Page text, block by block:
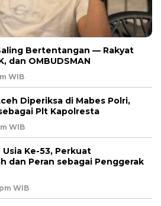
Bertentangan — Rakyat
dan OMBUDSMAN
WIB
Diperiksa di Mabes Polri,
Plt Kapolresta
WIB
Ke-53, Perkuat
dan Peran sebagai Penggerak
WIB